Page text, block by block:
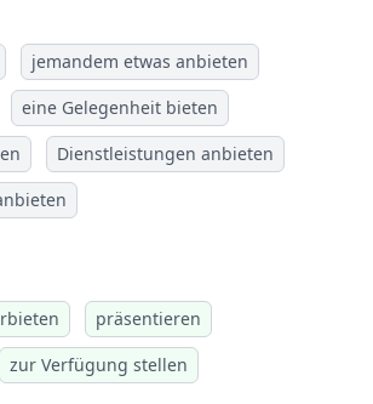
jemandem etwas anbieten
eine Gelegenheit bieten
Dienstleistungen anbieten
präsentieren
zur Verfügung stellen